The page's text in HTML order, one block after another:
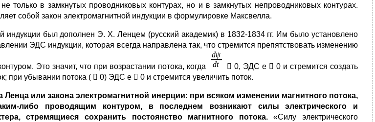
только в замкнутых проводниковых контурах, но и в замкнутых непроводниковых контурах.
собой закон электромагнитной индукции в формулировке Максвелла.
индукции был дополнен Э. Х. Ленцем (русский академик) в 1832-1834 гг. Им было установлено
ЭДС индукции, которая всегда направлена так, что стремится препятствовать изменению
Это значит, что при возрастании потока, когда
 0, ЭДС е  0 и стремится создать
при убывании потока (  0) ЭДС е  0 и стремится увеличить поток.
Ленца или закона электромагнитной инерции: при всяком изменении магнитного потока,
либо проводящим контуром, в последнем возникают силы электрического и
стремящиеся сохранить постоянство магнитного потока.«Силу электрического